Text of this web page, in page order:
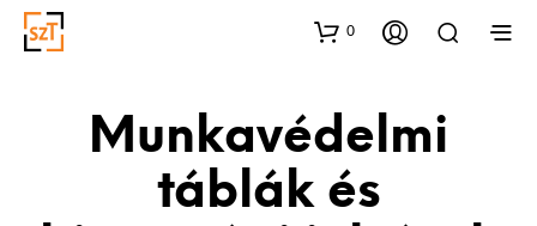
0
Munkavédelmi
táblák és